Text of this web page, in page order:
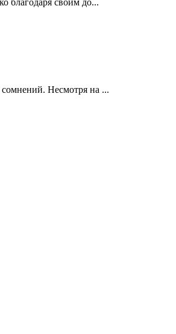
Несмотря на ...